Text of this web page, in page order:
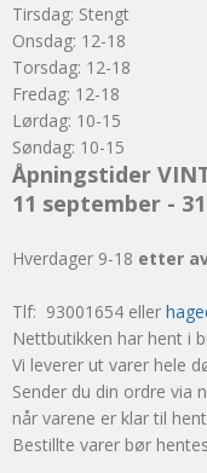
Tirsdag: Stengt
Onsdag: 12-18
Torsdag: 12-18
Fredag: 12-18
Lørdag: 10-15
Søndag: 10-15
Åpningstider
11 september -
Hverdager 9-18 etter
Tlf: 93001654 eller
Nettbutikken har hent i
Vi leverer ut varer hele
Sender du din ordre via
når varene er klar til
Bestillte varer bør